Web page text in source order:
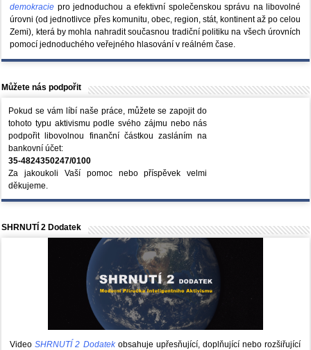
demokracie pro jednoduchou a efektivní společenskou správu na libovolné
úrovni (od jednotlivce přes komunitu, obec, region, stát, kontinent až po celou
Zemi), která by mohla nahradit současnou tradiční politiku na všech úrovních
pomocí jednoduchého veřejného hlasování v reálném čase.
Můžete nás podpořit
Pokud se vám líbí naše práce, můžete se zapojit do
tohoto typu aktivismu podle svého zájmu nebo nás
podpořit libovolnou finanční částkou zasláním na
bankovní účet:
35-4824350247/0100
Za jakoukoli Vaší pomoc nebo příspěvek velmi
děkujeme.
SHRNUTÍ 2 Dodatek
VideoSHRNUTÍ 2 Dodatekobsahuje upřesňující, doplňující nebo rozšiřující